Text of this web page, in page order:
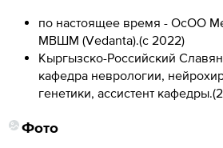
по настоящее время - ОсОО
МВШМ (Vedanta).(с 2022)
Кыргызско-Российский
кафедра неврологии,
генетики, ассистент кафедры.(
Фото